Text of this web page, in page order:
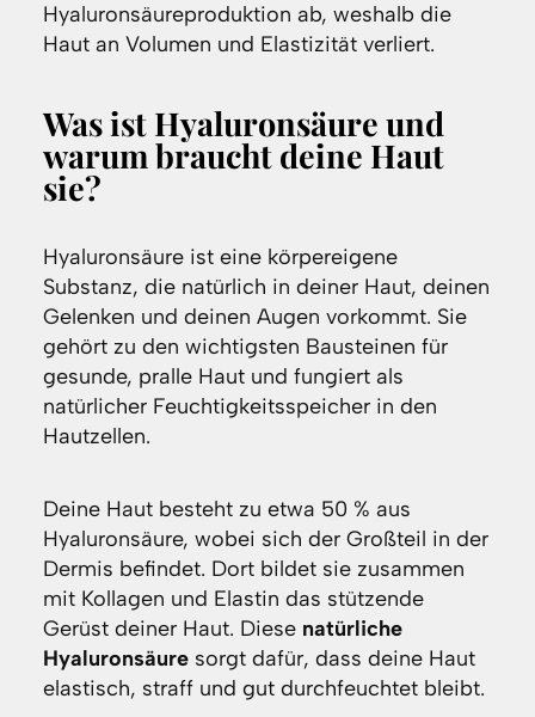
Hyaluronsäureproduktion ab, weshalb die
Haut an Volumen und Elastizität verliert.
Was ist Hyaluronsäure und
warum braucht deine Haut
sie?
Hyaluronsäure ist eine körpereigene
Substanz, die natürlich in deiner Haut, deinen
Gelenken und deinen Augen vorkommt. Sie
gehört zu den wichtigsten Bausteinen für
gesunde, pralle Haut und fungiert als
natürlicher Feuchtigkeitsspeicher in den
Hautzellen.
Deine Haut besteht zu etwa 50 % aus
Hyaluronsäure, wobei sich der Großteil in der
Dermis befindet. Dort bildet sie zusammen
mit Kollagen und Elastin das stützende
Gerüst deiner Haut. Diese natürliche
Hyaluronsäuresorgt dafür, dass deine Haut
elastisch, straff und gut durchfeuchtet bleibt.